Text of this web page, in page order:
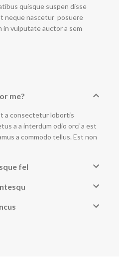
quisque suspen disse
neque nascetur posuere
in vulputate auctor a sem
me?
a consectetur lobortis
a a interdum odio orci a est
a commodo tellus. Est non
fel